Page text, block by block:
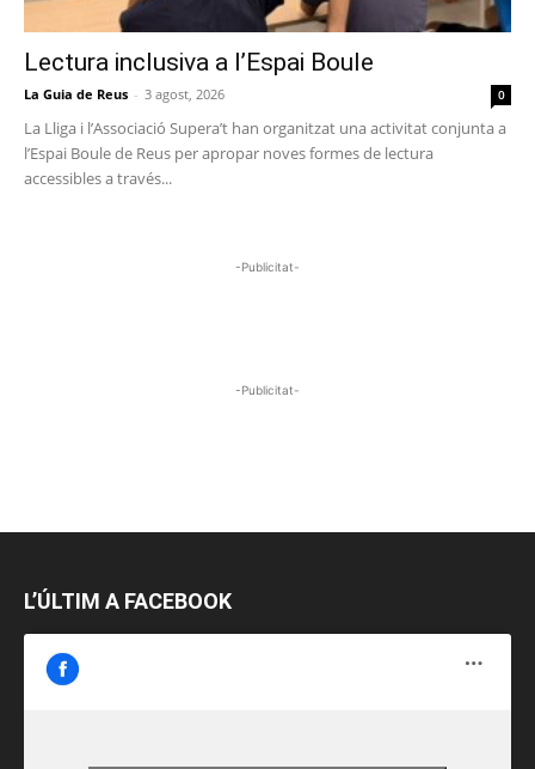
Lectura inclusiva a l’Espai Boule
La Guia de Reus - 3 agost, 2026 0
La Lliga i l’Associació Supera’t han organitzat una activitat conjunta a
l’Espai Boule de Reus per apropar noves formes de lectura
accessibles a través...
-Publicitat-
-Publicitat-
L’ÚLTIM A FACEBOOK